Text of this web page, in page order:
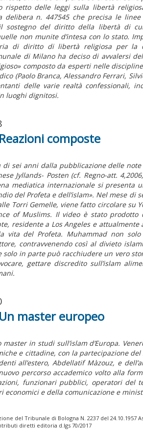
delle leggi sulla libertà
delibera n. 447545 che precisa le
sostegno del diritto della libertà di
non munite d’intesa con lo stato.
di diritto di libertà religiosa per la
di Milano ha deciso di avvalersi
composto da esperti nelle
(Paolo Branca, Alessandro Ferrari,
delle varie realtà confessionali,
luoghi dignitosi.
composte
di sei anni dalla pubblicazione delle
Jyllands- Posten (cf. Regno-att.
mediatica internazionale si presenta
del Profeta e dell’islam». Nel mese
Torri Gemelle, viene fatto circolare su
of Muslims. Il video è stato prodotto
residente a Los Angeles e
vita del Profeta. Muhammad non
contravvenendo così al divieto
solo in parte può racchiudere un vero
gettare discredito sull’islam
master europeo
in studi sull’islam d’Europa.
e cittadine, con la partecipazione
all’estero, Abdellatif Màzouz, e
percorso accademico volto alla
funzionari pubblici, operatori del
economici e della comunicazione e
del Tribunale di Bologna N. 2237 del 24.10.1957
diretti editoria d.lgs 70/2017